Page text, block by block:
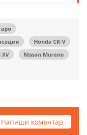
Honda CR-V
XV
Nissan Murano
Напиши коментар